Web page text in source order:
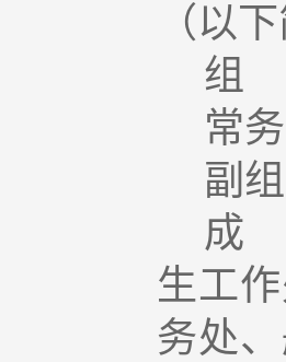
（以
组
常
副
成
生工
务处